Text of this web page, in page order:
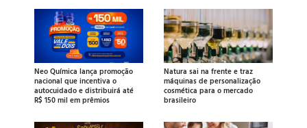
Neo Química lança promoção
nacional que incentiva o
autocuidado e distribuirá até
R$ 150 mil em prêmios
Natura sai na frente e traz
máquinas de personalização
cosmética para o mercado
brasileiro